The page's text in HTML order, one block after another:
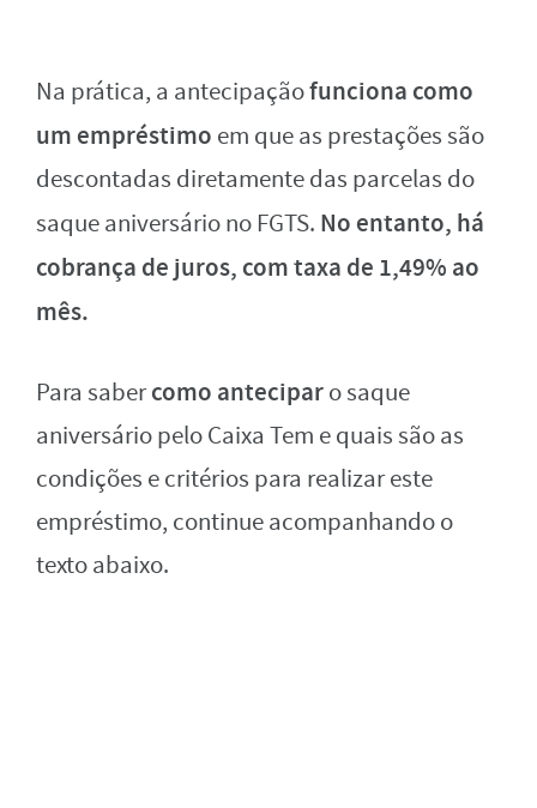
Na prática, a antecipaçãofunciona como
um empréstimo em que as prestações são
descontadas diretamente das parcelas do
saque aniversário no FGTS. No entanto, há
cobrança de juros, com taxa de 1,49% ao
mês.
Para sabercomo anteciparo saque
aniversário pelo Caixa Tem e quais são as
condições e critérios para realizar este
empréstimo, continue acompanhando o
texto abaixo.